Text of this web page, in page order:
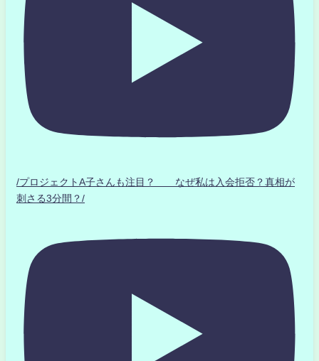
/プロジェクトA子さんも注目？ なぜ私は入会拒否？真相が
刺さる3分間？/